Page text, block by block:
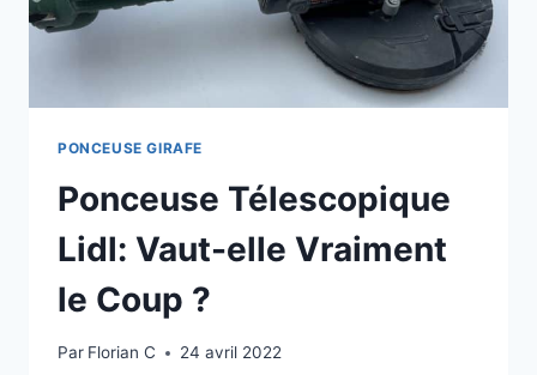
PONCEUSE GIRAFE
Ponceuse Télescopique
Lidl: Vaut-elle Vraiment
le Coup ?
Par Florian C 24 avril 2022